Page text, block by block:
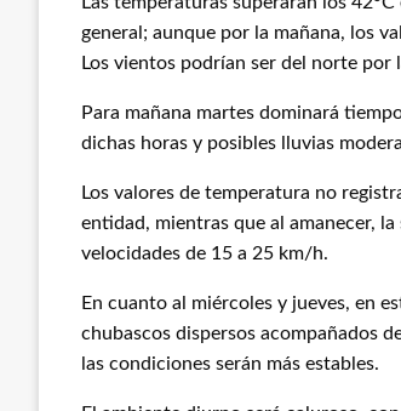
general; aunque por la mañana, los
Los vientos podrían ser del norte
Para mañana martes dominará
dichas horas y posibles lluvias
Los valores de temperatura no
entidad, mientras que al amanecer,
velocidades de 15 a 25 km/h.
En cuanto al miércoles y jueves, en
chubascos dispersos acompañados
las condiciones serán más estables.